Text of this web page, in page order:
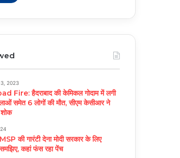
2023
Fire: हैदराबाद की केमिकल गोदाम में लगी
समेत 6 लोगों की मौत, सीएम केसीआर ने
की गारंटी देना मोदी सरकार के लिए
कहां फंस रहा पेंच